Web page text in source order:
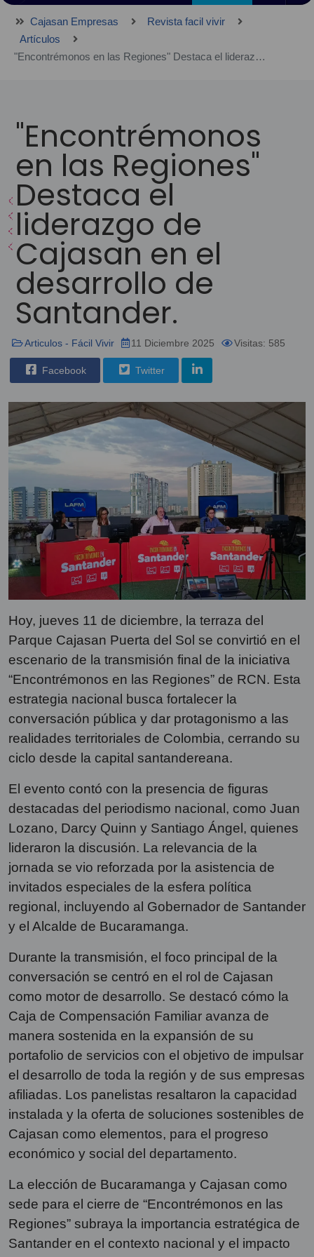
Cajasan Empresas
Revista facil vivir
Artículos
"Encontrémonos en las Regiones" Destaca el liderazgo de Cajasan en el desarrollo de Santander.
"Encontrémonos
en las Regiones"
Destaca el
liderazgo de
Cajasan en el
desarrollo de
Santander.
Articulos - Fácil Vivir 11 Diciembre 2025 Visitas: 585
Facebook Twitter
Hoy, jueves 11 de diciembre, la terraza del
Parque Cajasan Puerta del Sol se convirtió en el
escenario de la transmisión final de la iniciativa
“Encontrémonos en las Regiones” de RCN. Esta
estrategia nacional busca fortalecer la
conversación pública y dar protagonismo a las
realidades territoriales de Colombia, cerrando su
ciclo desde la capital santandereana.
El evento contó con la presencia de figuras
destacadas del periodismo nacional, como Juan
Lozano, Darcy Quinn y Santiago Ángel, quienes
lideraron la discusión. La relevancia de la
jornada se vio reforzada por la asistencia de
invitados especiales de la esfera política
regional, incluyendo al Gobernador de Santander
y el Alcalde de Bucaramanga.
Durante la transmisión, el foco principal de la
conversación se centró en el rol de Cajasan
como motor de desarrollo. Se destacó cómo la
Caja de Compensación Familiar avanza de
manera sostenida en la expansión de su
portafolio de servicios con el objetivo de impulsar
el desarrollo de toda la región y de sus empresas
afiliadas. Los panelistas resaltaron la capacidad
instalada y la oferta de soluciones sostenibles de
Cajasan como elementos, para el progreso
económico y social del departamento.
La elección de Bucaramanga y Cajasan como
sede para el cierre de “Encontrémonos en las
Regiones” subraya la importancia estratégica de
Santander en el contexto nacional y el impacto